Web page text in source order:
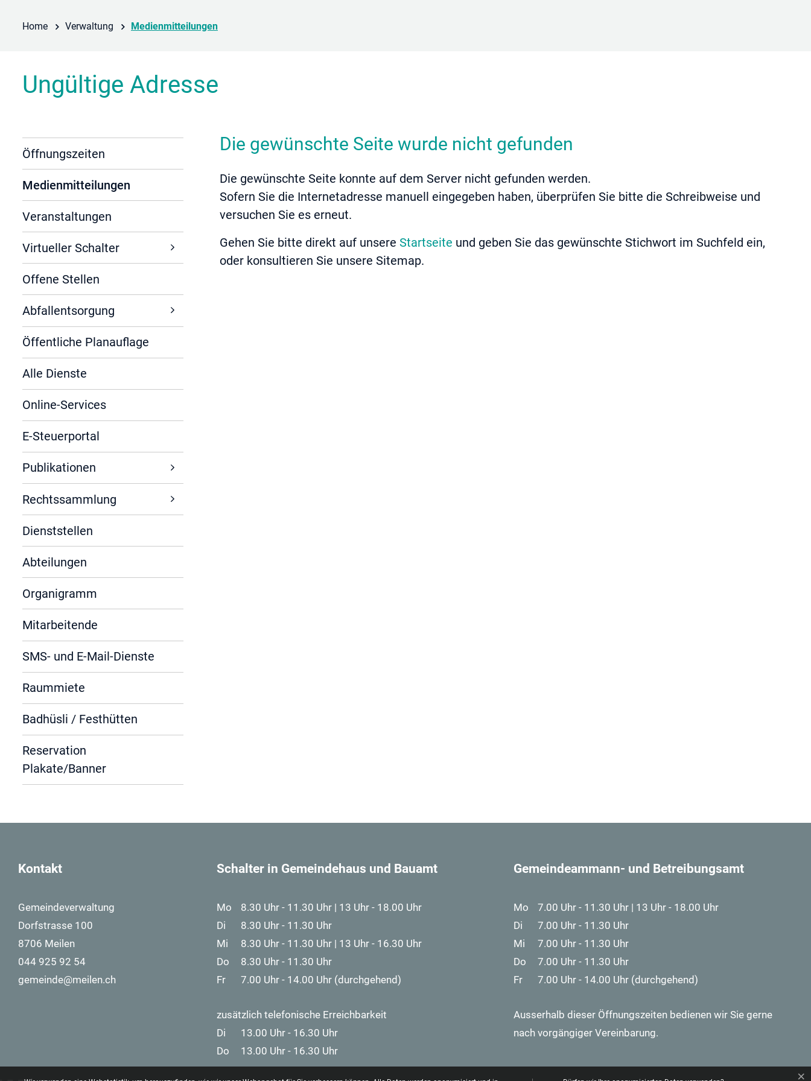
Home Verwaltung Medienmitteilungen(ausgewählt)
Ungültige Adresse
Öffnungszeiten
Medienmitteilungen
(ausgewählt)
Veranstaltungen
Virtueller Schalter
Offene Stellen
Abfallentsorgung
Öffentliche Planauflage
Alle Dienste
Online-Services
E-Steuerportal
Publikationen
Rechtssammlung
Dienststellen
Abteilungen
Organigramm
Mitarbeitende
SMS- und E-Mail-Dienste
Raummiete
Badhüsli / Festhütten
Reservation
Plakate/Banner
Die gewünschte Seite wurde nicht gefunden
Die gewünschte Seite konnte auf dem Server nicht gefunden werden.
Sofern Sie die Internetadresse manuell eingegeben haben, überprüfen Sie bitte die Schreibweise und
versuchen Sie es erneut.
Gehen Sie bitte direkt auf unsere Startseite und geben Sie das gewünschte Stichwort im Suchfeld ein,
oder konsultieren Sie unsere Sitemap.
Kontakt
Gemeindeverwaltung
Dorfstrasse 100
8706 Meilen
044 925 92 54
gemeinde@meilen.ch
Schalter in Gemeindehaus und Bauamt
Mo
8.30 Uhr - 11.30 Uhr | 13 Uhr - 18.00 Uhr
Di
8.30 Uhr - 11.30 Uhr
Mi
8.30 Uhr - 11.30 Uhr | 13 Uhr - 16.30 Uhr
Do
8.30 Uhr - 11.30 Uhr
Fr
7.00 Uhr - 14.00 Uhr (durchgehend)
zusätzlich telefonische Erreichbarkeit
Di
13.00 Uhr - 16.30 Uhr
Do
13.00 Uhr - 16.30 Uhr
Gemeindeammann- und Betreibungsamt
Mo
7.00 Uhr - 11.30 Uhr | 13 Uhr - 18.00 Uhr
Di
7.00 Uhr - 11.30 Uhr
Mi
7.00 Uhr - 11.30 Uhr
Do
7.00 Uhr - 11.30 Uhr
Fr
7.00 Uhr - 14.00 Uhr (durchgehend)
Ausserhalb dieser Öffnungszeiten bedienen wir Sie gerne
nach vorgängiger Vereinbarung.
×